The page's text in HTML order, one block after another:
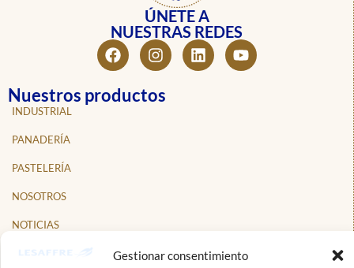
Gestionar consentimiento
ÚNETE A
NUESTRAS REDES
Nuestros productos
INDUSTRIAL
PANADERÍA
PASTELERÍA
NOSOTROS
NOTICIAS
PROFESIONALES